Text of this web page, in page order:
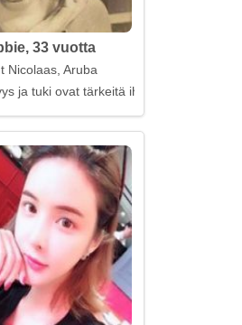
33 vuotta
Nicolaas, Aruba
ja tuki ovat tärkeitä ihmissuhteissa